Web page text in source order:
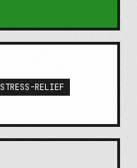
STRESS-RELIEF